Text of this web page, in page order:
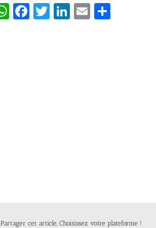
WhatsApp
Facebook
Twitter
LinkedIn
Email
Partager cet article, Choisissez votre plateforme !